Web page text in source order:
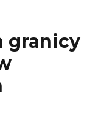
granicy